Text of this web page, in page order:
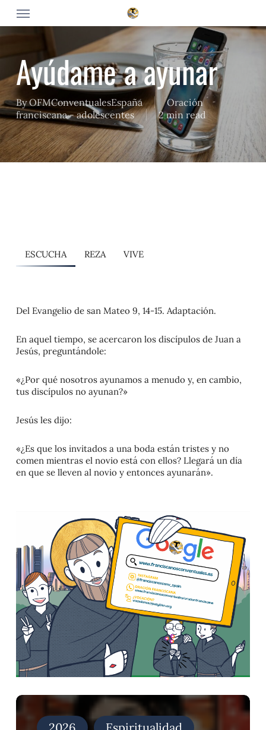
main
content
Menu
Ayúdame a ayunar
By OFMConventualesEspaña
Oración
franciscana - adolescentes
2 min read
ESCUCHA REZA VIVE
Del Evangelio de san Mateo 9, 14-15. Adaptación.
En aquel tiempo, se acercaron los discípulos de Juan a
Jesús, preguntándole:
«¿Por qué nosotros ayunamos a menudo y, en cambio,
tus discípulos no ayunan?»
Jesús les dijo:
«¿Es que los invitados a una boda están tristes y no
comen mientras el novio está con ellos? Llegará un día
en que se lleven al novio y entonces ayunarán».
Dos
breviarios